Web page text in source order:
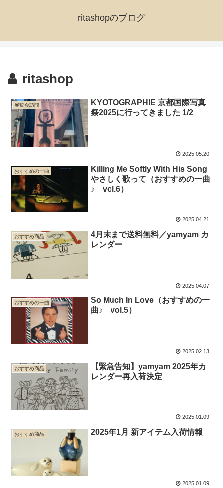
ritashopのブログ
ritashop
展覧会訪問
KYOTOGRAPHIE 京都国際写真
祭2025に行ってきました 1/2
2025.05.20
おすすめの一曲
Killing Me Softly With His Song
やさしく歌って（おすすめの一曲
♪ vol.6）
2025.04.21
おすすめ商品
4月末まで送料無料／yamyam カ
レンダー
2025.04.07
おすすめの一曲
So Much In Love（おすすめの一
曲♪ vol.5）
2025.02.13
おすすめ商品
【緊急告知】yamyam 2025年カ
レンダー再入荷決定
2025.01.09
おすすめ商品 2025年1月 新アイテム入荷情報
2025.01.09